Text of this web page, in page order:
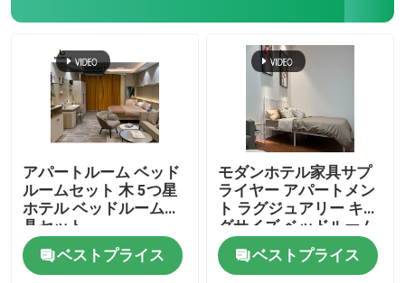
アパートルーム ベッド
ルームセット 木 5つ星
ホテル ベッドルーム家
具セット
ベストプライス
モダンホテル家具サプ
ライヤー アパートメン
ト ラグジュアリー キン
グサイズ ベッドルーム
セット
ベストプライス